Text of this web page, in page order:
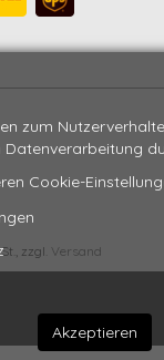
zum
Cookie-
Akzeptieren
zzgl. Versand